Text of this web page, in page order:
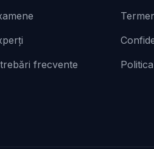
frecvente